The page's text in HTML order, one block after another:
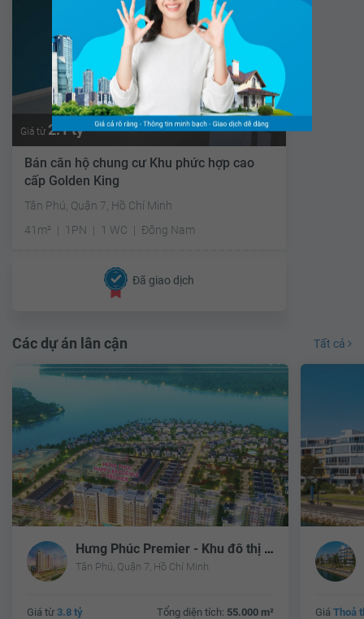
Giá từ 2.1 tỷ
Bán căn hộ chung cư Khu phức hợp cao
cấp Golden King
Tân Phú, Quận 7, Hồ Chí Minh
41m²
1PN 1 WC Đông Nam
Đã giao dịch
Các dự án lân cận Tất cả
Hưng Phúc Premier - Khu đô thị Phú Mỹ Hưng
Tân Phú, Quận 7, Hồ Chí Minh
Giá từ 3.8 tỷ Tổng diện tích: 55.000 m² Giá Thoả